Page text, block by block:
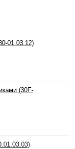
01.03.12)
(30F-